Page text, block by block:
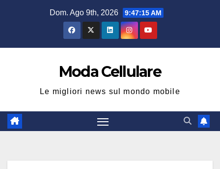
Dom. Ago 9th, 2026 9:47:16 AM
Moda Cellulare
Le migliori news sul mondo mobile